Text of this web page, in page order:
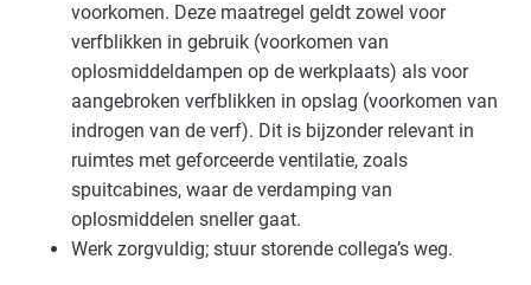
voorkomen. Deze maatregel geldt zowel voor
verfblikken in gebruik (voorkomen van
oplosmiddeldampen op de werkplaats) als voor
aangebroken verfblikken in opslag (voorkomen van
indrogen van de verf). Dit is bijzonder relevant in
ruimtes met geforceerde ventilatie, zoals
spuitcabines, waar de verdamping van
oplosmiddelen sneller gaat.
Werk zorgvuldig; stuur storende collega’s weg.